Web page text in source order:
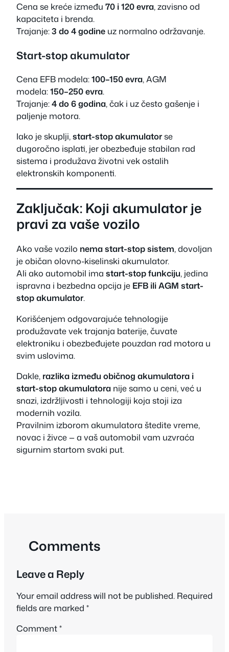
Cena se kreće između 70 i 120 evra, zavisno od
kapaciteta i brenda.
Trajanje:3 do 4 godine uz normalno održavanje.
Start-stop akumulator
Cena EFB modela:100–150 evra, AGM
modela:150–250 evra.
Trajanje:4 do 6 godina, čak i uz često gašenje i
paljenje motora.
Iako je skuplji,start-stop akumulatorse
dugoročno isplati, jer obezbeđuje stabilan rad
sistema i produžava životni vek ostalih
elektronskih komponenti.
Zaključak: Koji akumulator je
pravi za vaše vozilo
Ako vaše vozilo nema start-stop sistem, dovoljan
je običan olovno-kiselinski akumulator.
Ali ako automobil ima start-stop funkciju, jedina
ispravna i bezbedna opcija je EFB ili AGM start-
stop akumulator.
Korišćenjem odgovarajuće tehnologije
produžavate vek trajanja baterije, čuvate
elektroniku i obezbeđujete pouzdan rad motora u
svim uslovima.
Dakle, razlika između običnog akumulatora i
start-stop akumulatora nije samo u ceni, već u
snazi, izdržljivosti i tehnologiji koja stoji iza
modernih vozila.
Pravilnim izborom akumulatora štedite vreme,
novac i živce — a vaš automobil vam uzvraća
sigurnim startom svaki put.
Comments
Leave a Reply
Your email address will not be published. Required
fields are marked *
Comment*